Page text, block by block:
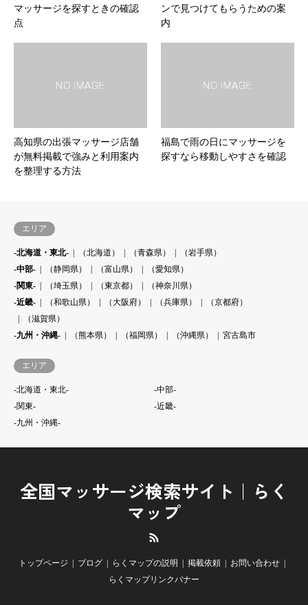
マッサージを探すときの確認
点
ンで見つけてもらうための案
内
高知県の出張マッサージ店舗
が無料掲載で強みと利用案内
を整理する方法
福島で雨の日にマッサージを
探すなら移動しやすさを確認
エリア
-北海道・東北- （北海道） （青森県）
（岩手県）
-中部-
（静岡県） （富山県）
（愛知県）
-関東-
（埼玉県） （東京都）
（神奈川県）
-近畿-
（和歌山県） （大阪府） （兵庫県）
（京都府）
（滋賀県）
-九州・沖縄-
（熊本県） （福岡県） （沖縄県） 宮古島市
エリア
-北海道・東北-
-中部-
-関東-
-近畿-
-九州・沖縄-
全国マッサージ検索サイト｜らく
マップ
トップページ ブログ らくマップの説明 掲載依頼
お問い合わせ
らくマップリンクバナー